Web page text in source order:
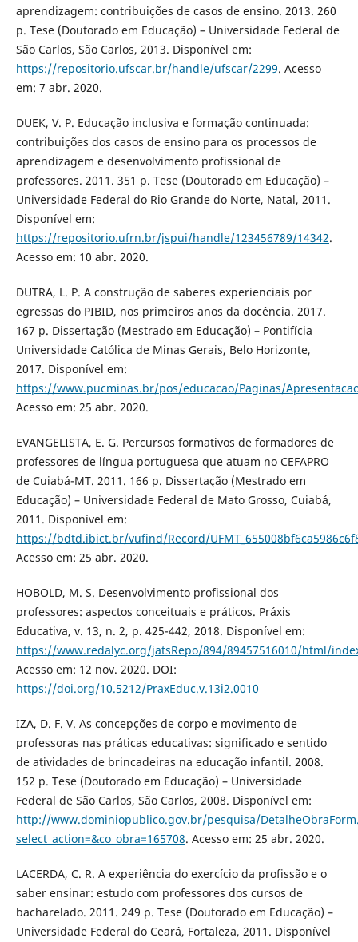
aprendizagem: contribuições de casos de ensino. 2013. 260
p. Tese (Doutorado em Educação) – Universidade Federal de
São Carlos, São Carlos, 2013. Disponível em:
https://repositorio.ufscar.br/handle/ufscar/2299. Acesso
em: 7 abr. 2020.
DUEK, V. P. Educação inclusiva e formação continuada:
contribuições dos casos de ensino para os processos de
aprendizagem e desenvolvimento profissional de
professores. 2011. 351 p. Tese (Doutorado em Educação) –
Universidade Federal do Rio Grande do Norte, Natal, 2011.
Disponível em:
https://repositorio.ufrn.br/jspui/handle/123456789/14342.
Acesso em: 10 abr. 2020.
DUTRA, L. P. A construção de saberes experienciais por
egressas do PIBID, nos primeiros anos da docência. 2017.
167 p. Dissertação (Mestrado em Educação) – Pontifícia
Universidade Católica de Minas Gerais, Belo Horizonte,
2017. Disponível em:
https://www.pucminas.br/pos/educacao/Paginas/
Acesso em: 25 abr. 2020.
EVANGELISTA, E. G. Percursos formativos de formadores de
professores de língua portuguesa que atuam no CEFAPRO
de Cuiabá-MT. 2011. 166 p. Dissertação (Mestrado em
Educação) – Universidade Federal de Mato Grosso, Cuiabá,
2011. Disponível em:
https://bdtd.ibict.br/vufind/Record/
Acesso em: 25 abr. 2020.
HOBOLD, M. S. Desenvolvimento profissional dos
professores: aspectos conceituais e práticos. Práxis
Educativa, v. 13, n. 2, p. 425-442, 2018. Disponível em:
https://www.redalyc.org/jatsRepo/894/89457516010/html/
Acesso em: 12 nov. 2020. DOI:
https://doi.org/10.5212/PraxEduc.v.13i2.0010
IZA, D. F. V. As concepções de corpo e movimento de
professoras nas práticas educativas: significado e sentido
de atividades de brincadeiras na educação infantil. 2008.
152 p. Tese (Doutorado em Educação) – Universidade
Federal de São Carlos, São Carlos, 2008. Disponível em:
http://www.dominiopublico.gov.br/pesquisa/
select_action=&co_obra=165708. Acesso em: 25 abr. 2020.
LACERDA, C. R. A experiência do exercício da profissão e o
saber ensinar: estudo com professores dos cursos de
bacharelado. 2011. 249 p. Tese (Doutorado em Educação) –
Universidade Federal do Ceará, Fortaleza, 2011. Disponível